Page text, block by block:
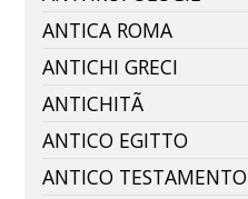
ANTICA ROMA
ANTICHI GRECI
ANTICHITÃ
ANTICO EGITTO
ANTICO TESTAMENTO